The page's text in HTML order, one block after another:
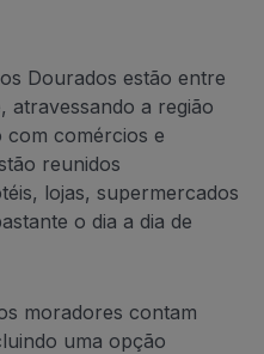
Dourados estão entre
atravessando a região
com comércios e
reunidos
lojas, supermercados
o dia a dia de
moradores contam
uma opção